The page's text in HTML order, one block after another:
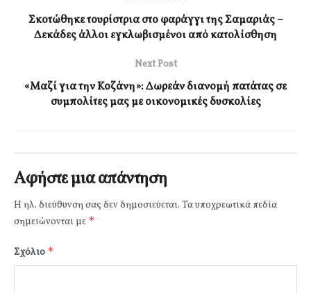
Σκοτώθηκε τουρίστρια στο φαράγγι της Σαμαριάς –
Δεκάδες άλλοι εγκλωβισμένοι από κατολίσθηση
Next Post
«Μαζί για την Κοζάνη»: Δωρεάν διανομή πατάτας σε
συμπολίτες μας με οικονομικές δυσκολίες
Αφήστε μια απάντηση
Η ηλ. διεύθυνση σας δεν δημοσιεύεται. Τα υποχρεωτικά πεδία
σημειώνονται με *
Σχόλιο *